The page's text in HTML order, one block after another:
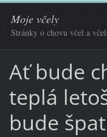
Moje včely
Stránky o chovu včel a
Ať bude
teplá
bude